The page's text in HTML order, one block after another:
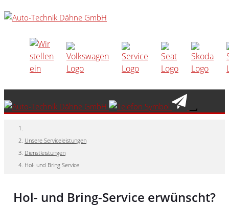
Unsere Serviceleistungen
Dienstleistungen
Hol- und Bring Service
Hol- und Bring-Service erwünscht?